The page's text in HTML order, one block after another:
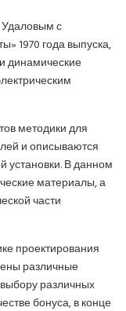
с
1970 года выпуска,
динамические
методики для
и описываются
установки. В данном
материалы, а
части
проектирования
различные
различных
бонуса, в конце